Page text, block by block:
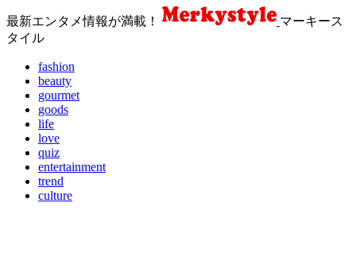
最新エンタメ情報が満載！
マーキース
タイル
fashion
beauty
gourmet
goods
life
love
quiz
entertainment
trend
culture